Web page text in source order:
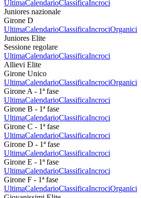
UltimaCalendarioClassificaIncroci
Juniores nazionale
Girone D
UltimaCalendarioClassificaIncrociOrganici
Juniores Elite
Sessione regolare
UltimaCalendarioClassificaIncroci
Allievi Elite
Girone Unico
UltimaCalendarioClassificaIncrociOrganici
Girone A - 1ª fase
UltimaCalendarioClassificaIncroci
Girone B - 1ª fase
UltimaCalendarioClassificaIncroci
Girone C - 1ª fase
UltimaCalendarioClassificaIncroci
Girone D - 1ª fase
UltimaCalendarioClassificaIncroci
Girone E - 1ª fase
UltimaCalendarioClassificaIncroci
Girone F - 1ª fase
UltimaCalendarioClassificaIncrociOrganici